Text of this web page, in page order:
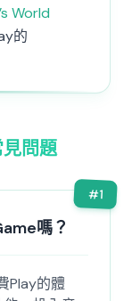
World
的
問題
#1
嗎？
Play的體